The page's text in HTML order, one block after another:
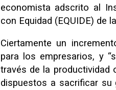
economista adscrito al
con Equidad (EQUIDE) de
Ciertamente un
para los empresarios, y
través de la productividad
dispuestos a sacrificar su